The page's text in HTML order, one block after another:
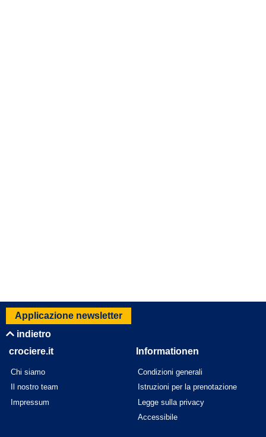
Applicazione newsletter
indietro
crociere.it
Chi siamo
Il nostro team
Impressum
Informationen
Condizioni generali
Istruzioni per la prenotazione
Legge sulla privacy
Accessibile